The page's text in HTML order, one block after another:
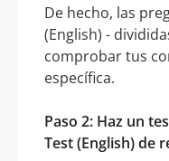
De hecho, las
(English) -
comprobar tus
específica.
Paso 2: Haz un
Test (English) de